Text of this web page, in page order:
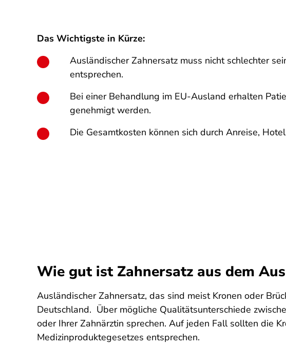
Das Wichtigste in Kürze:
Ausländischer Zahnersatz muss nicht schlechter
entsprechen.
Bei einer Behandlung im EU-Ausland erhalten
genehmigt werden.
Die Gesamtkosten können sich durch Anreise,
Wie gut ist Zahnersatz aus dem
Ausländischer Zahnersatz, das sind meist Kronen oder
Deutschland. Über mögliche Qualitätsunterschiede
oder Ihrer Zahnärztin sprechen. Auf jeden Fall sollten die
Medizinproduktegesetzes entsprechen.